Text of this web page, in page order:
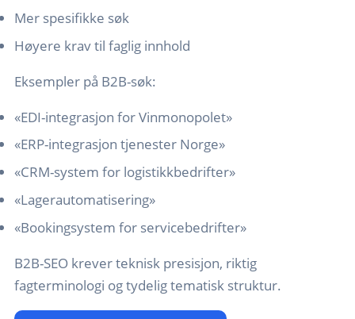
Mer spesifikke søk
Høyere krav til faglig innhold
Eksempler på B2B-søk:
«EDI-integrasjon for Vinmonopolet»
«ERP-integrasjon tjenester Norge»
«CRM-system for logistikkbedrifter»
«Lagerautomatisering»
«Bookingsystem for servicebedrifter»
B2B-SEO krever teknisk presisjon, riktig
fagterminologi og tydelig tematisk struktur.